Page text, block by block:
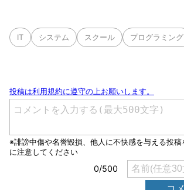
IT システム スクール プログラミング